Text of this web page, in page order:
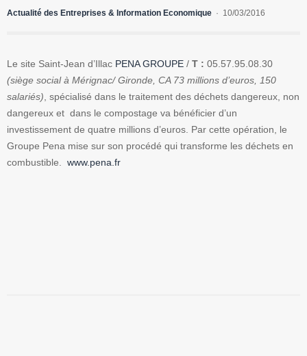
Actualité des Entreprises & Information Economique 10/03/2016
Le site Saint-Jean d’Illac PENA GROUPE / T : 05.57.95.08.30
(siège social à Mérignac/ Gironde, CA 73 millions d’euros, 150
salariés), spécialisé dans le traitement des déchets dangereux, non
dangereux et dans le compostage va bénéficier d’un
investissement de quatre millions d’euros. Par cette opération, le
Groupe Pena mise sur son procédé qui transforme les déchets en
combustible. www.pena.fr